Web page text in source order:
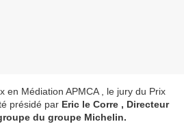
en Médiation APMCA , le jury du Prix
présidé par Eric le Corre , Directeur
du groupe Michelin.